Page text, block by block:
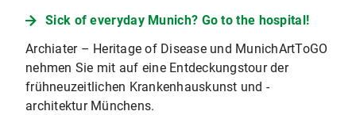
Sick of everyday Munich? Go to the hospital!
Archiater – Heritage of Disease und MunichArtToGO
nehmen Sie mit auf eine Entdeckungstour der
frühneuzeitlichen Krankenhauskunst und -
architektur Münchens.